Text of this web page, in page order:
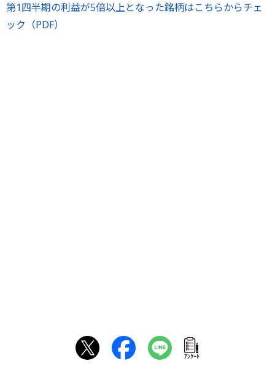
第1四半期の利益が5倍以上となった銘柄はこちらからチェ
ック（PDF）
ｱﾝｹｰﾄ